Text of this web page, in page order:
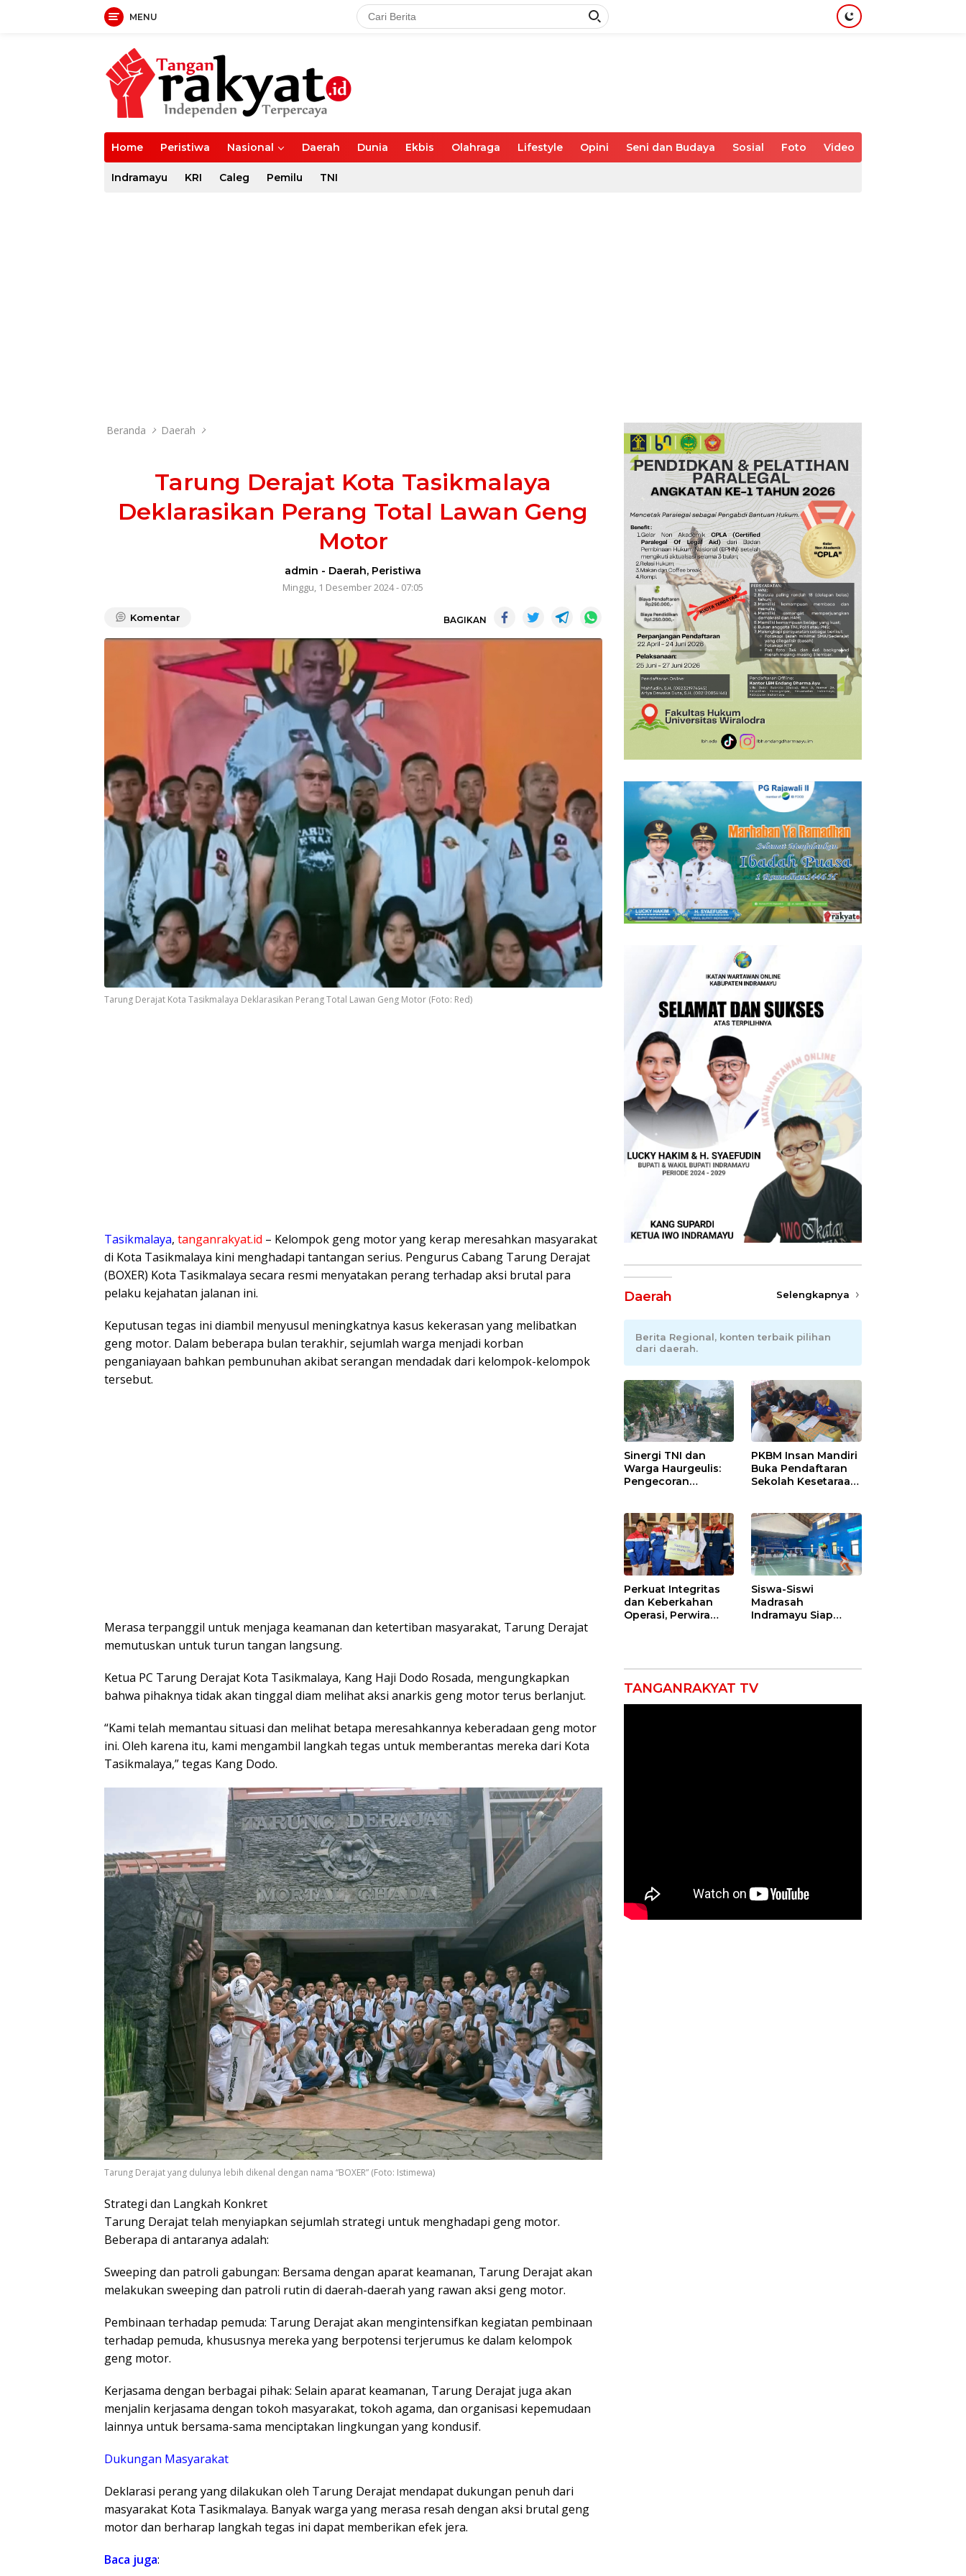
MENU
Home Peristiwa Nasional Daerah Dunia Ekbis Olahraga Lifestyle Opini Seni dan Budaya Sosial Foto Video
Indramayu KRI Caleg Pemilu TNI
Beranda Daerah
Tarung Derajat Kota Tasikmalaya
Deklarasikan Perang Total Lawan Geng
Motor
admin - Daerah, Peristiwa
Minggu, 1 Desember 2024 - 07:05
Komentar BAGIKAN
Tarung Derajat Kota Tasikmalaya Deklarasikan Perang Total Lawan Geng Motor (Foto: Red)
Tasikmalaya, tanganrakyat.id – Kelompok geng motor yang kerap meresahkan masyarakat
di Kota Tasikmalaya kini menghadapi tantangan serius. Pengurus Cabang Tarung Derajat
(BOXER) Kota Tasikmalaya secara resmi menyatakan perang terhadap aksi brutal para
pelaku kejahatan jalanan ini.
Keputusan tegas ini diambil menyusul meningkatnya kasus kekerasan yang melibatkan
geng motor. Dalam beberapa bulan terakhir, sejumlah warga menjadi korban
penganiayaan bahkan pembunuhan akibat serangan mendadak dari kelompok-kelompok
tersebut.
Merasa terpanggil untuk menjaga keamanan dan ketertiban masyarakat, Tarung Derajat
memutuskan untuk turun tangan langsung.
Ketua PC Tarung Derajat Kota Tasikmalaya, Kang Haji Dodo Rosada, mengungkapkan
bahwa pihaknya tidak akan tinggal diam melihat aksi anarkis geng motor terus berlanjut.
“Kami telah memantau situasi dan melihat betapa meresahkannya keberadaan geng motor
ini. Oleh karena itu, kami mengambil langkah tegas untuk memberantas mereka dari Kota
Tasikmalaya,” tegas Kang Dodo.
Tarung Derajat yang dulunya lebih dikenal dengan nama “BOXER” (Foto: Istimewa)
Strategi dan Langkah Konkret
Tarung Derajat telah menyiapkan sejumlah strategi untuk menghadapi geng motor.
Beberapa di antaranya adalah:
Sweeping dan patroli gabungan: Bersama dengan aparat keamanan, Tarung Derajat akan
melakukan sweeping dan patroli rutin di daerah-daerah yang rawan aksi geng motor.
Pembinaan terhadap pemuda: Tarung Derajat akan mengintensifkan kegiatan pembinaan
terhadap pemuda, khususnya mereka yang berpotensi terjerumus ke dalam kelompok
geng motor.
Kerjasama dengan berbagai pihak: Selain aparat keamanan, Tarung Derajat juga akan
menjalin kerjasama dengan tokoh masyarakat, tokoh agama, dan organisasi kepemudaan
lainnya untuk bersama-sama menciptakan lingkungan yang kondusif.
Dukungan Masyarakat
Deklarasi perang yang dilakukan oleh Tarung Derajat mendapat dukungan penuh dari
masyarakat Kota Tasikmalaya. Banyak warga yang merasa resah dengan aksi brutal geng
motor dan berharap langkah tegas ini dapat memberikan efek jera.
Baca juga:
Daerah Selengkapnya
Berita Regional, konten terbaik pilihan
dari daerah.
Sinergi TNI dan
Warga Haurgeulis:
Pengecoran
Indramayu
Rampung
PKBM Insan Mandiri
Buka Pendaftaran
Sekolah Kesetaraan
Perkuat Integritas
dan Keberkahan
Operasi, Perwira
Siswa-Siswi
Madrasah
Indramayu Siap
TANGANRAKYAT TV